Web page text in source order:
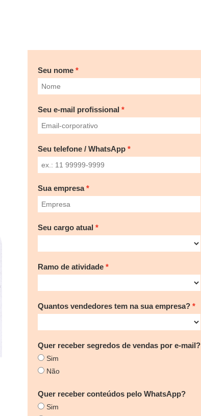
Seu nome
Seu e-mail profissional
Seu telefone / WhatsApp
Sua empresa
Seu cargo atual
Ramo de atividade
Quantos vendedores tem na sua empresa?
Quer receber segredos de vendas por e-mail?
Sim
Não
Quer receber conteúdos pelo WhatsApp?
Sim